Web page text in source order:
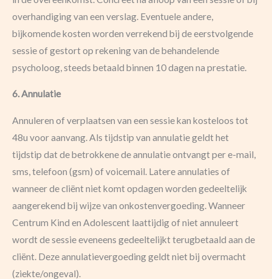
overhandiging van een verslag. Eventuele andere,
bijkomende kosten worden verrekend bij de eerstvolgende
sessie of gestort op rekening van de behandelende
psycholoog, steeds betaald binnen 10 dagen na prestatie.
6. Annulatie
Annuleren of verplaatsen van een sessie kan kosteloos tot
48u voor aanvang. Als tijdstip van annulatie geldt het
tijdstip dat de betrokkene de annulatie ontvangt per e-mail,
sms, telefoon (gsm) of voicemail. Latere annulaties of
wanneer de cliënt niet komt opdagen worden gedeeltelijk
aangerekend bij wijze van onkostenvergoeding. Wanneer
Centrum Kind en Adolescent laattijdig of niet annuleert
wordt de sessie eveneens gedeeltelijkt terugbetaald aan de
cliënt. Deze annulatievergoeding geldt niet bij overmacht
(ziekte/ongeval).